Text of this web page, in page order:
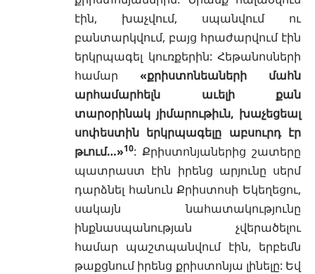
էին, խաչվում, սպանվում ու
բանտարկվում, բայց հրաժարվում էին
երկրպագել կուռքերին: Հեթանոսների
համար «քրիստոնեաների մահն
արհամարհելն աւելի քան
տարօրինակ յիմարութիւն, խաչեցեալ
սոփեստին երկրպագելը աբսուրդ էր
թւում…»10: Քրիստոնյաներից շատերը
պատրաստ էին իրենց արյունը սերմ
դարձնել հանուն Քրիստոսի Եկեղեցու,
սակայն նահատակությունը
ինքնասպանության չվերածելու
համար պաշտպանվում էին, երբեմն
թաքցնում իրենց քրիստոնյա լինելը: Եվ